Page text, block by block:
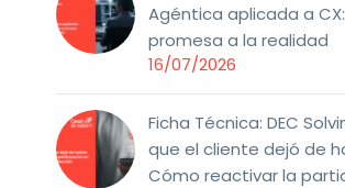
Agéntica aplicada a
promesa a la realidad
16/07/2026
Ficha Técnica: DEC
que el cliente dejó de
Cómo reactivar la